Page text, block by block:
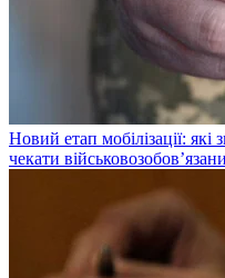
Новий етап мобілізації:
чекати